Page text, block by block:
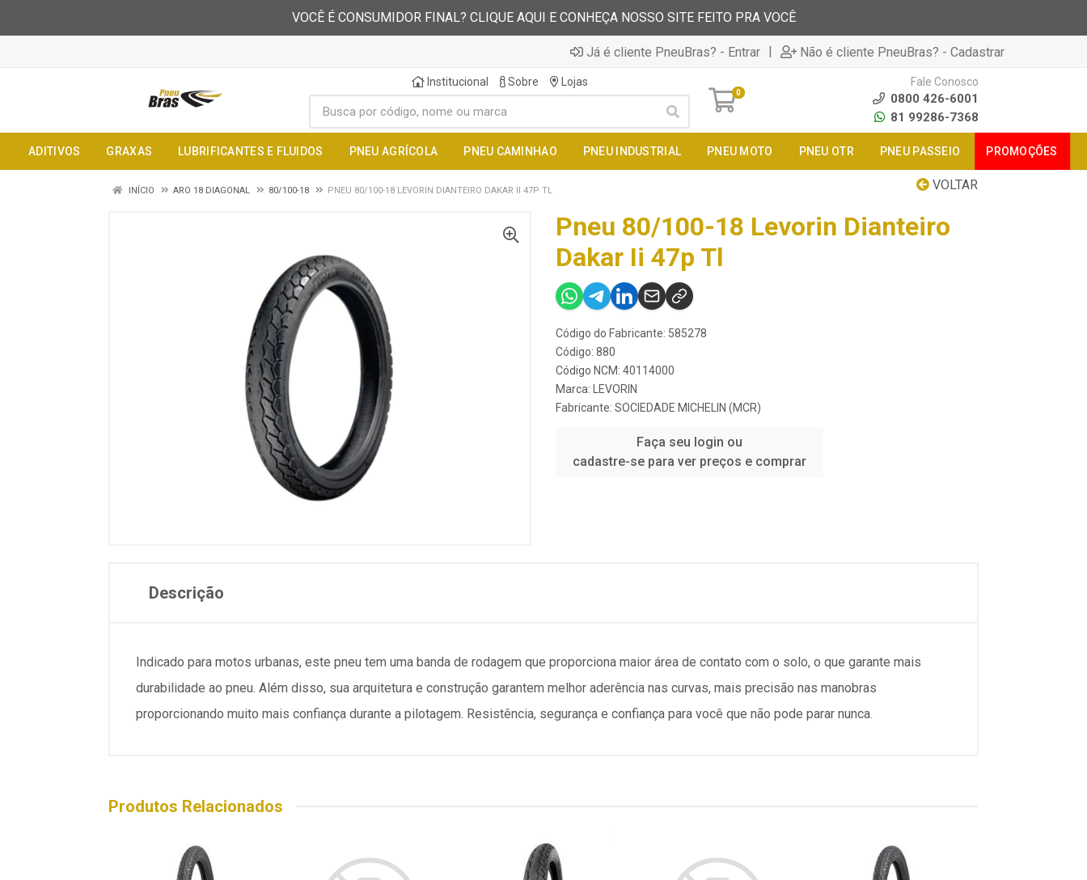
VOCÊ É CONSUMIDOR FINAL? CLIQUE AQUI E CONHEÇA NOSSO SITE FEITO PRA VOCÊ
Já é cliente PneuBras? - Entrar | Não é cliente PneuBras? - Cadastrar
Institucional Sobre Lojas
0
Fale Conosco
0800 426-6001
81 99286-7368
ADITIVOS GRAXAS LUBRIFICANTES E FLUIDOS PNEU AGRÍCOLA PNEU CAMINHAO PNEU INDUSTRIAL PNEU MOTO PNEU OTR PNEU PASSEIO PROMOÇÕES
VOLTAR
INÍCIO ARO 18 DIAGONAL 80/100-18 PNEU 80/100-18 LEVORIN DIANTEIRO DAKAR II 47P TL
Pneu 80/100-18 Levorin Dianteiro
Dakar Ii 47p Tl
Código do Fabricante: 585278
Código: 880
Código NCM: 40114000
Marca:
LEVORIN
Fabricante: SOCIEDADE MICHELIN (MCR)
Faça seu login ou
cadastre-se para ver preços e comprar
Descrição
Indicado para motos urbanas, este pneu tem uma banda de rodagem que proporciona maior área de contato com o solo, o que garante mais
durabilidade ao pneu. Além disso, sua arquitetura e construção garantem melhor aderência nas curvas, mais precisão nas manobras
proporcionando muito mais confiança durante a pilotagem. Resistência, segurança e confiança para você que não pode parar nunca.
Produtos Relacionados